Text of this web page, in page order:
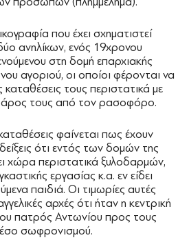
που έχει σχηματιστεί
ανηλίκων, ενός 19χρονου
στη δομή επαρχιακής
αγοριού, οι οποίοι φέρονται να
καταθέσεις τους περιστατικά με
τους από τον ρασοφόρο.
φαίνεται πως έχουν
ότι εντός των δομών της
χώρα περιστατικά ξυλοδαρμών,
εργασίας κ.α. εν είδει
παιδιά. Οι τιμωρίες αυτές
αρχές ότι ήταν η κεντρική
πατρός Αντωνίου προς τους
σωφρονισμού.